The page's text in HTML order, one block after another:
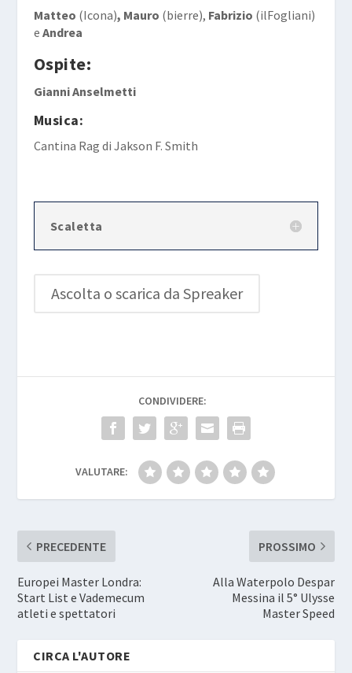
Matteo (Icona), Mauro (bierre), Fabrizio (ilFogliani)
e Andrea
Ospite:
Gianni Anselmetti
Musica:
Cantina Rag di Jakson F. Smith
Scaletta
Ascolta o scarica da Spreaker
CONDIVIDERE:
VALUTARE:
PRECEDENTE
Europei Master Londra:
Start List e Vademecum
atleti e spettatori
PROSSIMO
Alla Waterpolo Despar
Messina il 5° Ulysse
Master Speed
CIRCA L'AUTORE